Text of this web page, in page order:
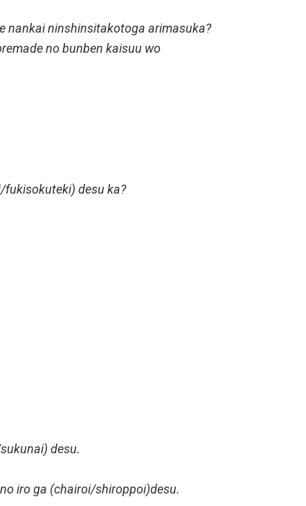
nankai ninshinsitakotoga arimasuka?
no bunben kaisuu wo
fukisokuteki) desu ka?
desu.
iro ga (chairoi/shiroppoi)desu.